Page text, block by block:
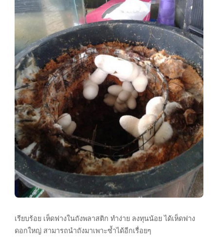
เรียบร้อย เห็ดฟางในถังพลาสติก ทำง่าย ลงทุนน้อย ได้เห็ดฟาง
ดอกใหญ่ สามารถนำถังมาเพาะซ้ำได้อีกเรื่อยๆ